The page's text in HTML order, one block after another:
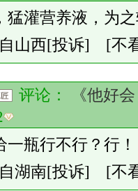
猛灌营养液，为
山西[投诉] [不
评论：
《他好
瓶行不行？行！
湖南[投诉] [不